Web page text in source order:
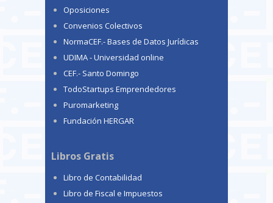
Oposiciones
Convenios Colectivos
NormaCEF.- Bases de Datos Jurídicas
UDIMA - Universidad online
CEF.- Santo Domingo
TodoStartups Emprendedores
Puromarketing
Fundación HERGAR
Libros Gratis
Libro de Contabilidad
Libro de Fiscal e Impuestos